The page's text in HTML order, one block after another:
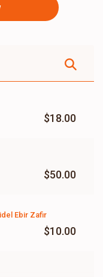
$18.00
$50.00
Ebir Zafir
$10.00